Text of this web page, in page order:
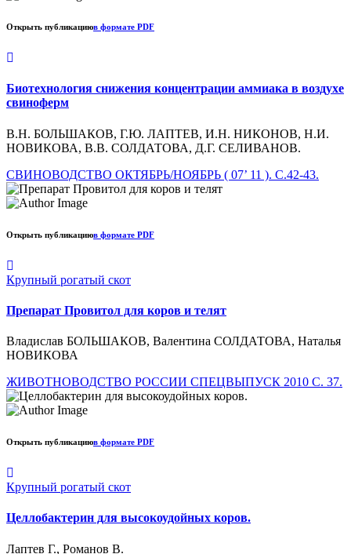
Открыть публикациюв формате PDF
Биотехнология снижения концентрации аммиака в воздухе
свиноферм
В.Н. БОЛЬШАКОВ, Г.Ю. ЛАПТЕВ, И.Н. НИКОНОВ, Н.И.
НОВИКОВА, В.В. СОЛДАТОВА, Д.Г. СЕЛИВАНОВ.
СВИНОВОДСТВО ОКТЯБРЬ/НОЯБРЬ ( 07’ 11 ). С.42-43.
Открыть публикациюв формате PDF
Крупный рогатый скот
Препарат Провитол для коров и телят
Владислав БОЛЬШАКОВ, Валентина СОЛДАТОВА, Наталья
НОВИКОВА
ЖИВОТНОВОДСТВО РОССИИ СПЕЦВЫПУСК 2010 С. 37.
Открыть публикациюв формате PDF
Крупный рогатый скот
Целлобактерин для высокоудойных коров.
Лаптев Г., Романов В.